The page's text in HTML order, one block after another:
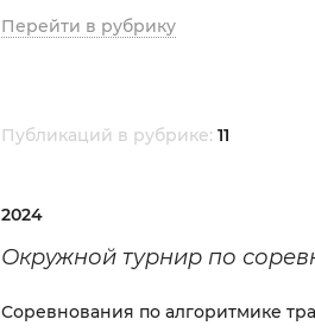
Перейти в рубрику
Публикаций в рубрике: 11
2024
Окружной турнир по
Соревнования по алгоритмике